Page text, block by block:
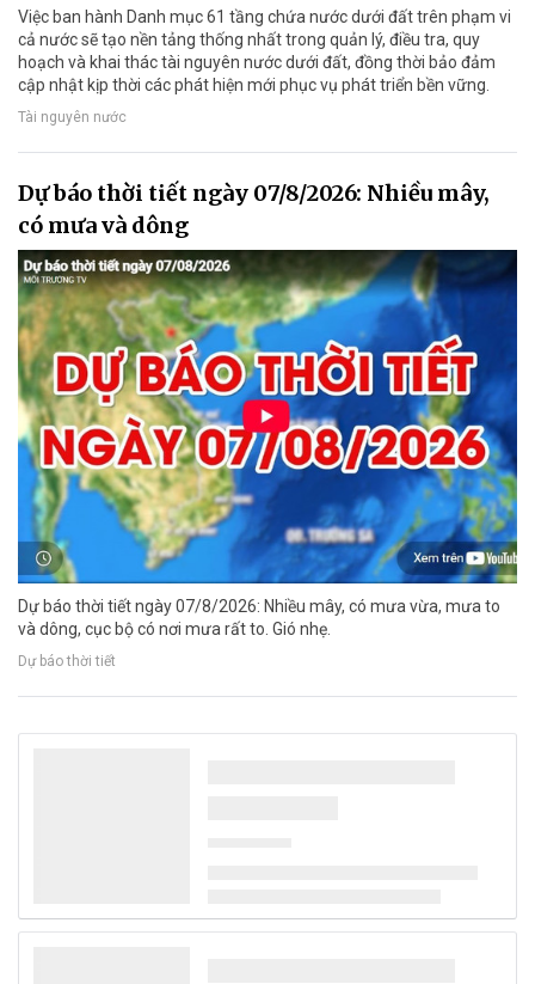
Việc ban hành Danh mục 61 tầng chứa nước dưới đất trên phạm vi
cả nước sẽ tạo nền tảng thống nhất trong quản lý, điều tra, quy
hoạch và khai thác tài nguyên nước dưới đất, đồng thời bảo đảm
cập nhật kịp thời các phát hiện mới phục vụ phát triển bền vững.
Tài nguyên nước
Dự báo thời tiết ngày 07/8/2026: Nhiều mây,
có mưa và dông
Dự báo thời tiết ngày 07/8/2026: Nhiều mây, có mưa vừa, mưa to
và dông, cục bộ có nơi mưa rất to. Gió nhẹ.
Dự báo thời tiết
Nghệ An thống nhất lựa chọn phương án